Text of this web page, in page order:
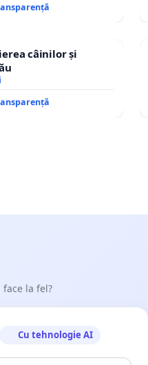
câinilor și
la fel?
Cu tehnologie AI